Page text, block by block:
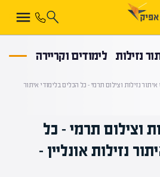
נזילות לימודים וקריירה
נזילות וצילום תרמי – כל הכלים בלימודי איתור
וצילום תרמי – כל
נזילות אונליין –